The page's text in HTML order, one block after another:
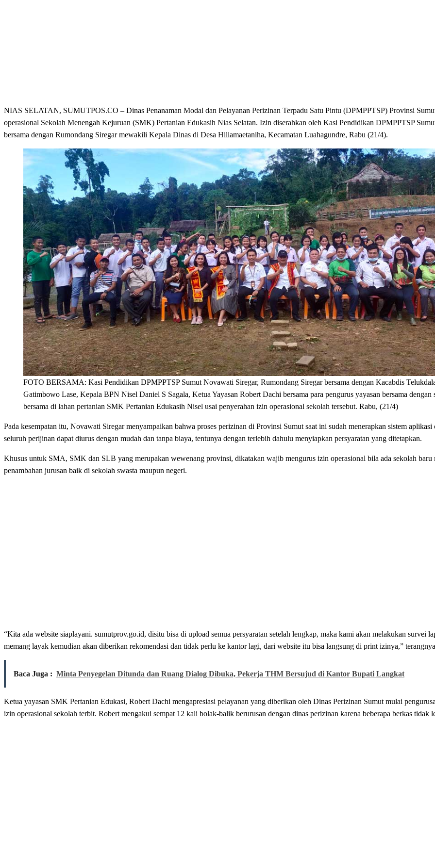
NIAS SELATAN, SUMUTPOS.CO – Dinas Penanaman Modal dan Pelayanan Perizinan Terpadu Satu Pintu (DPMPPTSP) Provinsi
operasional Sekolah Menengah Kejuruan (SMK) Pertanian Edukasih Nias Selatan. Izin diserahkan oleh Kasi Pendidikan DPMPPTSP
bersama dengan Rumondang Siregar mewakili Kepala Dinas di Desa Hiliamaetaniha, Kecamatan Luahagundre, Rabu (21/4).
FOTO BERSAMA: Kasi Pendidikan DPMPPTSP Sumut Novawati Siregar, Rumondang Siregar bersama dengan Kacabdis
Gatimbowo Lase, Kepala BPN Nisel Daniel S Sagala, Ketua Yayasan Robert Dachi bersama para pengurus yayasan bersama dengan
bersama di lahan pertanian SMK Pertanian Edukasih Nisel usai penyerahan izin operasional sekolah tersebut. Rabu, (21/4)
Pada kesempatan itu, Novawati Siregar menyampaikan bahwa proses perizinan di Provinsi Sumut saat ini sudah menerapkan sistem aplikasi
seluruh perijinan dapat diurus dengan mudah dan tanpa biaya, tentunya dengan terlebih dahulu menyiapkan persyaratan yang ditetapkan.
Khusus untuk SMA, SMK dan SLB yang merupakan wewenang provinsi, dikatakan wajib mengurus izin operasional bila ada sekolah baru
penambahan jurusan baik di sekolah swasta maupun negeri.
“Kita ada website siaplayani. sumutprov.go.id, disitu bisa di upload semua persyaratan setelah lengkap, maka kami akan melakukan survei
memang layak kemudian akan diberikan rekomendasi dan tidak perlu ke kantor lagi, dari website itu bisa langsung di print izinya,”
Baca Juga : Minta Penyegelan Ditunda dan Ruang Dialog Dibuka, Pekerja THM Bersujud di Kantor Bupati Langkat
Ketua yayasan SMK Pertanian Edukasi, Robert Dachi mengapresiasi pelayanan yang diberikan oleh Dinas Perizinan Sumut mulai
izin operasional sekolah terbit. Robert mengakui sempat 12 kali bolak-balik berurusan dengan dinas perizinan karena beberapa berkas tidak